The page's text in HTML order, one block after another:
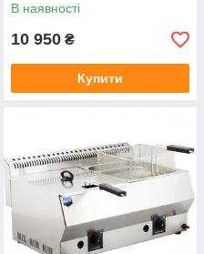
В наявності
10 950 ₴
Купити